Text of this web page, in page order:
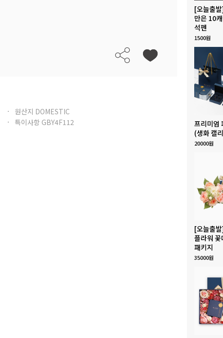
원산지 DOMESTIC
특이사항 GBY4F112
[오늘출
만은 10
석펜
1500원
프리미엄
(생화 캘
20000원
[오늘출
플라워 꽃
패키지
35000원